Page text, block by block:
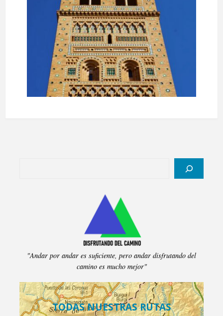
"Andar por andar es suficiente, pero andar disfrutando del
camino es mucho mejor"
TODAS NUESTRAS RUTAS